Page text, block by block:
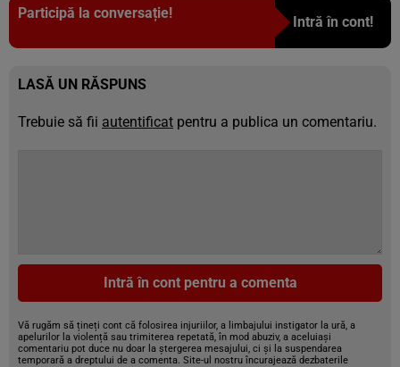
Participă la conversație!
Intră în cont!
LASĂ UN RĂSPUNS
Trebuie să fii autentificat pentru a publica un comentariu.
Intră în cont pentru a comenta
Vă rugăm să țineți cont că folosirea injuriilor, a limbajului instigator la ură, a
apelurilor la violență sau trimiterea repetată, în mod abuziv, a aceluiași
comentariu pot duce nu doar la ștergerea mesajului, ci și la suspendarea
temporară a dreptului de a comenta. Site-ul nostru încurajează dezbaterile